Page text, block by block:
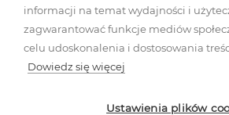
Dodatki, do gabinetu w stylu
informacji na temat wydajności i
zagwarantować funkcje mediów
celu udoskonalenia i dostosowania
Dowiedz się więcej
Ustawienia plików